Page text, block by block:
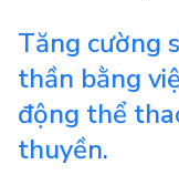
Tăng cường
thần bằng
động thể
thuyền.